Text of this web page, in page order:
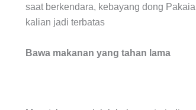
saat berkendara, kebayang dong
kalian jadi terbatas
Bawa makanan yang tahan lama